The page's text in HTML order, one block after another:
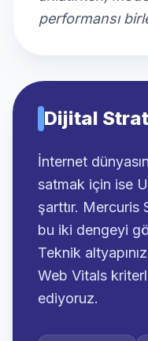
performansı
Dijital
İnternet
satmak için ise
şarttır. Mercuris
bu iki dengeyi
Teknik
Web Vitals
ediyoruz.